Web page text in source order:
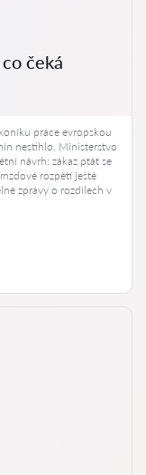
čeká
práce evropskou
nestihlo. Ministerstvo
návrh: zákaz ptát se
rozpětí ještě
zprávy o rozdílech v